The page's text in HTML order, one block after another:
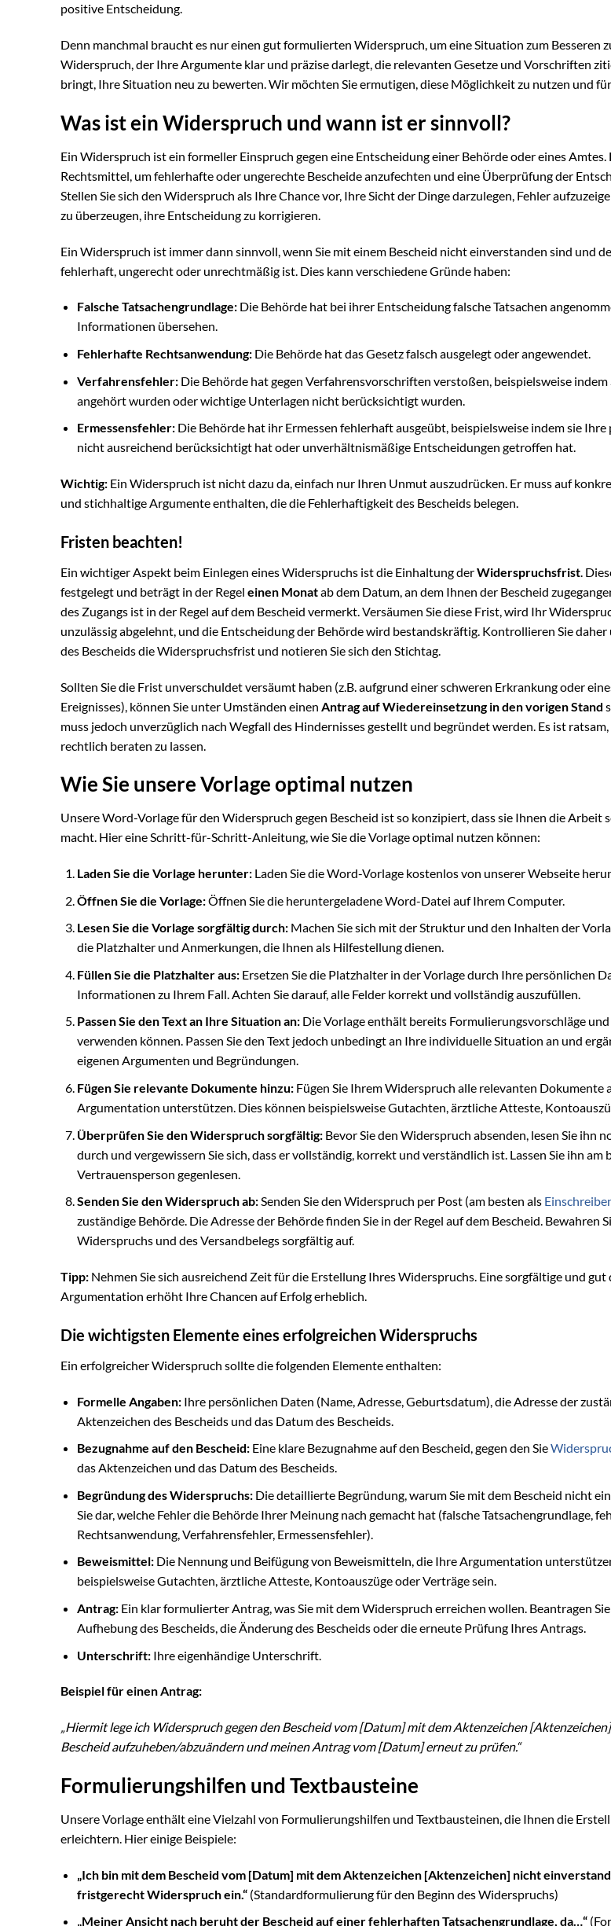
positive Entscheidung.
Denn manchmal braucht es nur einen gut formulierten Widerspruch, um eine Situation zum Besseren
Widerspruch, der Ihre Argumente klar und präzise darlegt, die relevanten Gesetze und Vorschriften
bringt, Ihre Situation neu zu bewerten. Wir möchten Sie ermutigen, diese Möglichkeit zu nutzen und
Was ist ein Widerspruch und wann ist er sinnvoll?
Ein Widerspruch ist ein formeller Einspruch gegen eine Entscheidung einer Behörde oder eines Amtes.
Rechtsmittel, um fehlerhafte oder ungerechte Bescheide anzufechten und eine Überprüfung der
Stellen Sie sich den Widerspruch als Ihre Chance vor, Ihre Sicht der Dinge darzulegen, Fehler
zu überzeugen, ihre Entscheidung zu korrigieren.
Ein Widerspruch ist immer dann sinnvoll, wenn Sie mit einem Bescheid nicht einverstanden sind und
fehlerhaft, ungerecht oder unrechtmäßig ist. Dies kann verschiedene Gründe haben:
Falsche Tatsachengrundlage:Die Behörde hat bei ihrer Entscheidung falsche Tatsachen
Informationen übersehen.
Fehlerhafte Rechtsanwendung:Die Behörde hat das Gesetz falsch ausgelegt oder angewendet.
Verfahrensfehler:Die Behörde hat gegen Verfahrensvorschriften verstoßen, beispielsweise indem
angehört wurden oder wichtige Unterlagen nicht berücksichtigt wurden.
Ermessensfehler:Die Behörde hat ihr Ermessen fehlerhaft ausgeübt, beispielsweise indem sie
nicht ausreichend berücksichtigt hat oder unverhältnismäßige Entscheidungen getroffen hat.
Wichtig: Ein Widerspruch ist nicht dazu da, einfach nur Ihren Unmut auszudrücken. Er muss auf
und stichhaltige Argumente enthalten, die die Fehlerhaftigkeit des Bescheids belegen.
Fristen beachten!
Ein wichtiger Aspekt beim Einlegen eines Widerspruchs ist die Einhaltung derWiderspruchsfrist.
festgelegt und beträgt in der Regel einen Monatab dem Datum, an dem Ihnen der Bescheid
des Zugangs ist in der Regel auf dem Bescheid vermerkt. Versäumen Sie diese Frist, wird Ihr
unzulässig abgelehnt, und die Entscheidung der Behörde wird bestandskräftig. Kontrollieren Sie
des Bescheids die Widerspruchsfrist und notieren Sie sich den Stichtag.
Sollten Sie die Frist unverschuldet versäumt haben (z.B. aufgrund einer schweren Erkrankung oder
Ereignisses), können Sie unter Umständen einen Antrag auf Wiedereinsetzung in den vorigen Stand
muss jedoch unverzüglich nach Wegfall des Hindernisses gestellt und begründet werden. Es ist ratsam,
rechtlich beraten zu lassen.
Wie Sie unsere Vorlage optimal nutzen
Unsere Word-Vorlage für den Widerspruch gegen Bescheid ist so konzipiert, dass sie Ihnen die Arbeit
macht. Hier eine Schritt-für-Schritt-Anleitung, wie Sie die Vorlage optimal nutzen können:
Laden Sie die Vorlage herunter:Laden Sie die Word-Vorlage kostenlos von unserer Webseite
Öffnen Sie die Vorlage:Öffnen Sie die heruntergeladene Word-Datei auf Ihrem Computer.
Lesen Sie die Vorlage sorgfältig durch:Machen Sie sich mit der Struktur und den Inhalten der
die Platzhalter und Anmerkungen, die Ihnen als Hilfestellung dienen.
Füllen Sie die Platzhalter aus:Ersetzen Sie die Platzhalter in der Vorlage durch Ihre persönlichen
Informationen zu Ihrem Fall. Achten Sie darauf, alle Felder korrekt und vollständig auszufüllen.
Passen Sie den Text an Ihre Situation an:Die Vorlage enthält bereits Formulierungsvorschläge und
verwenden können. Passen Sie den Text jedoch unbedingt an Ihre individuelle Situation an und
eigenen Argumenten und Begründungen.
Fügen Sie relevante Dokumente hinzu:Fügen Sie Ihrem Widerspruch alle relevanten Dokumente
Argumentation unterstützen. Dies können beispielsweise Gutachten, ärztliche Atteste,
Überprüfen Sie den Widerspruch sorgfältig:Bevor Sie den Widerspruch absenden, lesen Sie ihn
durch und vergewissern Sie sich, dass er vollständig, korrekt und verständlich ist. Lassen Sie ihn am
Vertrauensperson gegenlesen.
Senden Sie den Widerspruch ab:Senden Sie den Widerspruch per Post (am besten als
zuständige Behörde. Die Adresse der Behörde finden Sie in der Regel auf dem Bescheid. Bewahren
Widerspruchs und des Versandbelegs sorgfältig auf.
Tipp: Nehmen Sie sich ausreichend Zeit für die Erstellung Ihres Widerspruchs. Eine sorgfältige und
Argumentation erhöht Ihre Chancen auf Erfolg erheblich.
Die wichtigsten Elemente eines erfolgreichen Widerspruchs
Ein erfolgreicher Widerspruch sollte die folgenden Elemente enthalten:
Formelle Angaben:Ihre persönlichen Daten (Name, Adresse, Geburtsdatum), die Adresse der
Aktenzeichen des Bescheids und das Datum des Bescheids.
Bezugnahme auf den Bescheid:Eine klare Bezugnahme auf den Bescheid, gegen den Sie
das Aktenzeichen und das Datum des Bescheids.
Begründung des Widerspruchs:Die detaillierte Begründung, warum Sie mit dem Bescheid nicht
Sie dar, welche Fehler die Behörde Ihrer Meinung nach gemacht hat (falsche Tatsachengrundlage,
Rechtsanwendung, Verfahrensfehler, Ermessensfehler).
Beweismittel:Die Nennung und Beifügung von Beweismitteln, die Ihre Argumentation
beispielsweise Gutachten, ärztliche Atteste, Kontoauszüge oder Verträge sein.
Antrag:Ein klar formulierter Antrag, was Sie mit dem Widerspruch erreichen wollen. Beantragen
Aufhebung des Bescheids, die Änderung des Bescheids oder die erneute Prüfung Ihres Antrags.
Unterschrift:Ihre eigenhändige Unterschrift.
Beispiel für einen Antrag:
„Hiermit lege ich Widerspruch gegen den Bescheid vom [Datum] mit dem Aktenzeichen
Bescheid aufzuheben/abzuändern und meinen Antrag vom [Datum] erneut zu prüfen.“
Formulierungshilfen und Textbausteine
Unsere Vorlage enthält eine Vielzahl von Formulierungshilfen und Textbausteinen, die Ihnen die
erleichtern. Hier einige Beispiele:
„Ich bin mit dem Bescheid vom [Datum] mit dem Aktenzeichen [Aktenzeichen] nicht
fristgerecht Widerspruch ein.“(Standardformulierung für den Beginn des Widerspruchs)
„Meiner Ansicht nach beruht der Bescheid auf einer fehlerhaften Tatsachengrundlage, da…“